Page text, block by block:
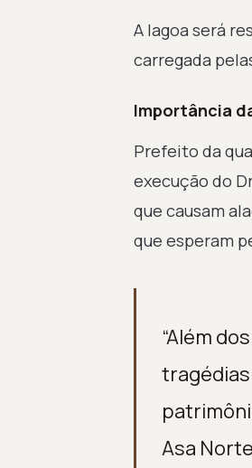
A lagoa será
carregada
Importância
Prefeito da
execução do
que causam
que esperam
“Além
Asa Norte